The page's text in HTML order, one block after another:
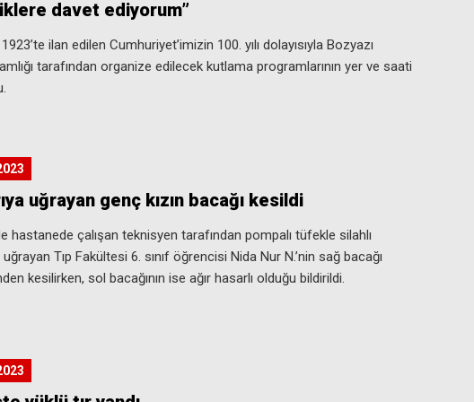
davet ediyorum”
ilan edilen Cumhuriyet’imizin 100. yılı dolayısıyla Bozyazı
tarafından organize edilecek kutlama programlarının yer ve saati
uğrayan genç kızın bacağı kesildi
hastanede çalışan teknisyen tarafından pompalı tüfekle silahlı
uğrayan Tıp Fakültesi 6. sınıf öğrencisi Nida Nur N.’nin sağ bacağı
kesilirken, sol bacağının ise ağır hasarlı olduğu bildirildi.